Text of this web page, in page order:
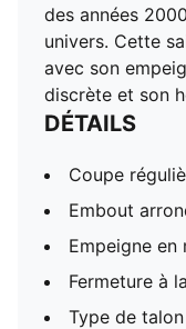
des années
univers. Cette
avec son
discrète et son
DÉTAILS
Coupe
Embout
Empeigne en
Fermeture à
Type de